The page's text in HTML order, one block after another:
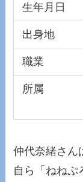
生年月日
出身地
職業
所属
仲代奈緒さん
自ら「ねねぷ